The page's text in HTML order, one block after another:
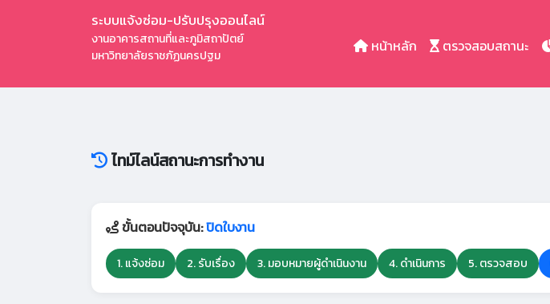
ระบบแจ้งซ่อม-ปรับปรุงออนไลน์
งานอาคารสถานที่และภูมิสถาปัตย์
มหาวิทยาลัยราชภัฏนครปฐม
หน้าหลัก ตรวจสอบสถานะ
ไทม์ไลน์สถานะการทำงาน
ขั้นตอนปัจจุบัน:ปิดใบงาน
1. แจ้งซ่อม 2. รับเรื่อง 3. มอบหมายผู้ดำเนินงาน 4. ดำเนินการ 5. ตรวจสอบ